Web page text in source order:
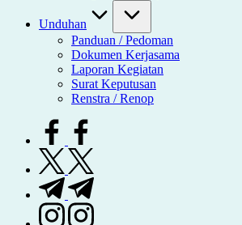
Unduhan
Panduan / Pedoman
Dokumen Kerjasama
Laporan Kegiatan
Surat Keputusan
Renstra / Renop
facebook.com
twitter.com
t.me
instagram.com